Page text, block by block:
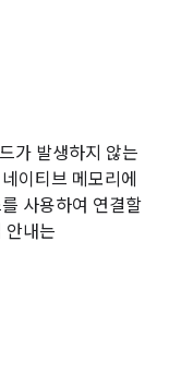
가 발생하지 않는
이티브 메모리에
사용하여 연결할
안내는